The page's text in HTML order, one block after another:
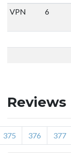
VPN
6
Reviews
375 376 377